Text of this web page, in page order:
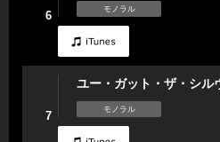
6 モノラル
7
ユー・ガット・ザ・シル
モノラル